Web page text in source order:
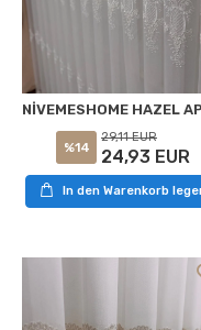
%14
29,11 EUR
24,93 EUR
In den Warenkorb